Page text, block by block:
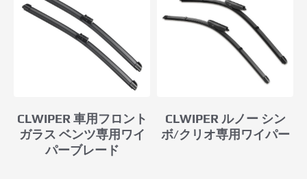
CLWIPER 車用フロント
ガラス ベンツ専用ワイ
パーブレード
CLWIPER ルノー シン
ボ/クリオ専用ワイパー